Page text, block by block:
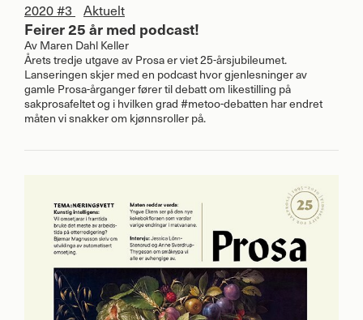
2020 #3 Aktuelt
Feirer 25 år med podcast!
Av Maren Dahl Keller
Årets tredje utgave av Prosa er viet 25-årsjubileumet.
Lanseringen skjer med en podcast hvor gjenlesninger av
gamle Prosa-årganger fører til debatt om likestilling på
sakprosafeltet og i hvilken grad #metoo-debatten har endret
måten vi snakker om kjønnsroller på.